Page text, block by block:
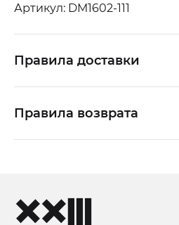
Артикул: DM1602-111
Правила доставки
Правила возврата